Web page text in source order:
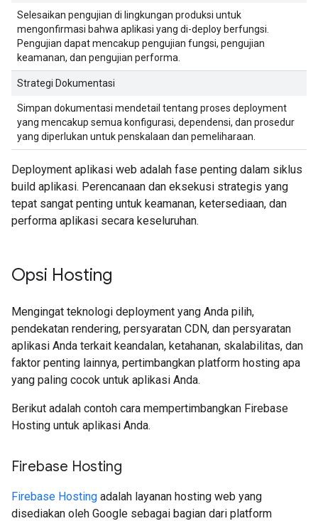
Selesaikan pengujian di lingkungan produksi untuk
mengonfirmasi bahwa aplikasi yang di-deploy berfungsi.
Pengujian dapat mencakup pengujian fungsi, pengujian
keamanan, dan pengujian performa.
Strategi Dokumentasi
Simpan dokumentasi mendetail tentang proses deployment
yang mencakup semua konfigurasi, dependensi, dan prosedur
yang diperlukan untuk penskalaan dan pemeliharaan.
Deployment aplikasi web adalah fase penting dalam siklus
build aplikasi. Perencanaan dan eksekusi strategis yang
tepat sangat penting untuk keamanan, ketersediaan, dan
performa aplikasi secara keseluruhan.
Opsi Hosting
Mengingat teknologi deployment yang Anda pilih,
pendekatan rendering, persyaratan CDN, dan persyaratan
aplikasi Anda terkait keandalan, ketahanan, skalabilitas, dan
faktor penting lainnya, pertimbangkan platform hosting apa
yang paling cocok untuk aplikasi Anda.
Berikut adalah contoh cara mempertimbangkan Firebase
Hosting untuk aplikasi Anda.
Firebase Hosting
Firebase Hosting adalah layanan hosting web yang
disediakan oleh Google sebagai bagian dari platform